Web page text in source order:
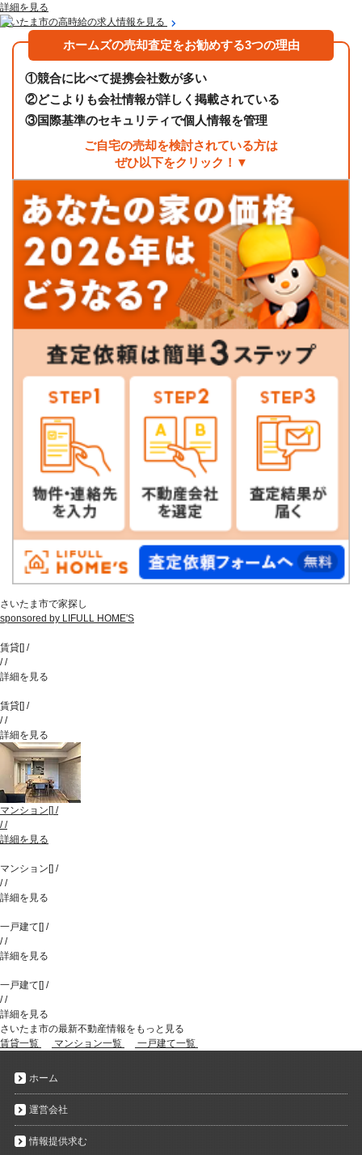
詳細を見る
さいたま市の高時給の求人情報を見る
ホームズの売却査定をお勧めする3つの理由
①競合に比べて提携会社数が多い
②どこよりも会社情報が詳しく掲載されている
③国際基準のセキュリティで個人情報を管理
ご自宅の売却を検討されている方は
ぜひ以下をクリック！▼
さいたま市で家探し
sponsored by LIFULL HOME'S
賃貸[] /
//
詳細を見る
賃貸[] /
//
詳細を見る
マンション [] /
//
詳細を見る
マンション [] /
//
詳細を見る
一戸建て [] /
//
詳細を見る
一戸建て [] /
//
詳細を見る
さいたま市の最新不動産情報をもっと見る
賃貸一覧
マンション一覧 一戸建て一覧
ホーム
運営会社
情報提供求む